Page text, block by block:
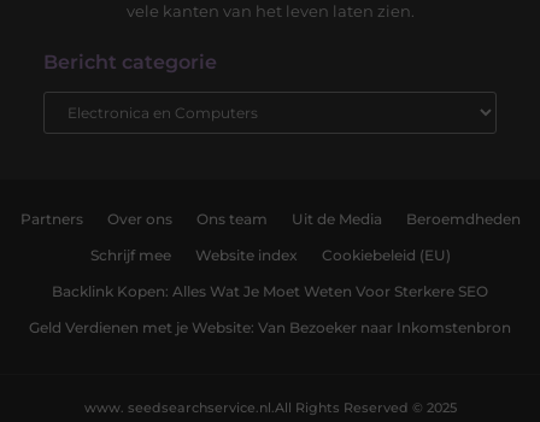
vele kanten van het leven laten zien.
Bericht categorie
Partners Over ons Ons team Uit de Media Beroemdheden
Schrijf mee Website index Cookiebeleid (EU)
Backlink Kopen: Alles Wat Je Moet Weten Voor Sterkere SEO
Geld Verdienen met je Website: Van Bezoeker naar Inkomstenbron
All Rights Reserved © 2025
www. seedsearchservice.nl.